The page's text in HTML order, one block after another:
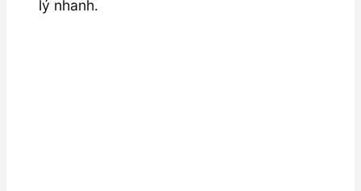
lý nhanh.